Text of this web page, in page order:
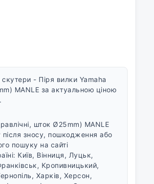
- Піря вилки Yamaha
MANLE за актуальною ціною
шток Ø25mm) MANLE
після зносу, пошкодження або
пошуку на сайті
Київ, Вінниця, Луцьк,
Кропивницький,
Харків, Херсон,